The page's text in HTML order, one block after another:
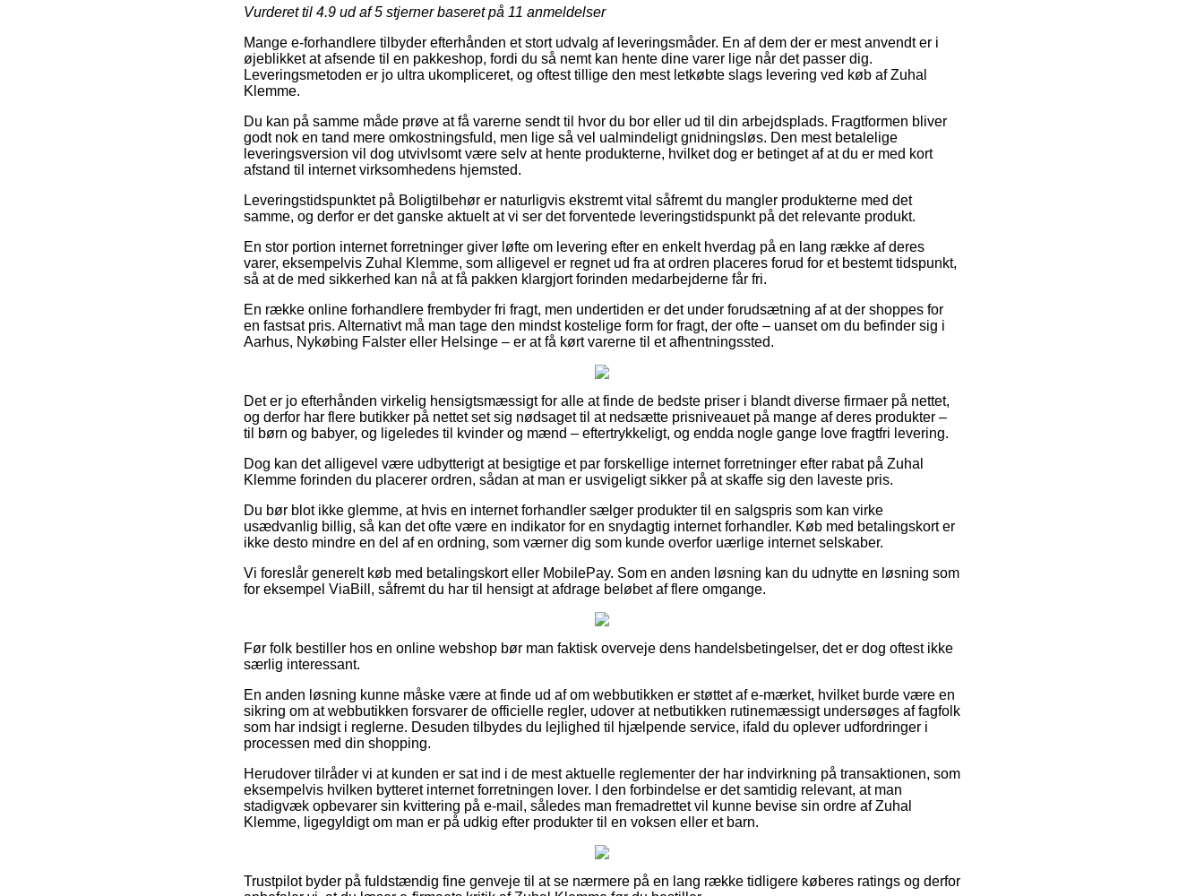
Vurderet til 4.9 ud af 5 stjerner baseret på 11 anmeldelser
Mange e-forhandlere tilbyder efterhånden et stort udvalg af leveringsmåder. En af dem der er mest anvendt er i
øjeblikket at afsende til en pakkeshop, fordi du så nemt kan hente dine varer lige når det passer dig.
Leveringsmetoden er jo ultra ukompliceret, og oftest tillige den mest letkøbte slags levering ved køb af Zuhal
Klemme.
Du kan på samme måde prøve at få varerne sendt til hvor du bor eller ud til din arbejdsplads. Fragtformen bliver
godt nok en tand mere omkostningsfuld, men lige så vel ualmindeligt gnidningsløs. Den mest betalelige
leveringsversion vil dog utvivlsomt være selv at hente produkterne, hvilket dog er betinget af at du er med kort
afstand til internet virksomhedens hjemsted.
Leveringstidspunktet på Boligtilbehør er naturligvis ekstremt vital såfremt du mangler produkterne med det
samme, og derfor er det ganske aktuelt at vi ser det forventede leveringstidspunkt på det relevante produkt.
En stor portion internet forretninger giver løfte om levering efter en enkelt hverdag på en lang række af deres
varer, eksempelvis Zuhal Klemme, som alligevel er regnet ud fra at ordren placeres forud for et bestemt tidspunkt,
så at de med sikkerhed kan nå at få pakken klargjort forinden medarbejderne får fri.
En række online forhandlere frembyder fri fragt, men undertiden er det under forudsætning af at der shoppes for
en fastsat pris. Alternativt må man tage den mindst kostelige form for fragt, der ofte – uanset om du befinder sig i
Aarhus, Nykøbing Falster eller Helsinge – er at få kørt varerne til et afhentningssted.
Det er jo efterhånden virkelig hensigtsmæssigt for alle at finde de bedste priser i blandt diverse firmaer på nettet,
og derfor har flere butikker på nettet set sig nødsaget til at nedsætte prisniveauet på mange af deres produkter –
til børn og babyer, og ligeledes til kvinder og mænd – eftertrykkeligt, og endda nogle gange love fragtfri levering.
Dog kan det alligevel være udbytterigt at besigtige et par forskellige internet forretninger efter rabat på Zuhal
Klemme forinden du placerer ordren, sådan at man er usvigeligt sikker på at skaffe sig den laveste pris.
Du bør blot ikke glemme, at hvis en internet forhandler sælger produkter til en salgspris som kan virke
usædvanlig billig, så kan det ofte være en indikator for en snydagtig internet forhandler. Køb med betalingskort er
ikke desto mindre en del af en ordning, som værner dig som kunde overfor uærlige internet selskaber.
Vi foreslår generelt køb med betalingskort eller MobilePay. Som en anden løsning kan du udnytte en løsning som
for eksempel ViaBill, såfremt du har til hensigt at afdrage beløbet af flere omgange.
Før folk bestiller hos en online webshop bør man faktisk overveje dens handelsbetingelser, det er dog oftest ikke
særlig interessant.
En anden løsning kunne måske være at finde ud af om webbutikken er støttet af e-mærket, hvilket burde være en
sikring om at webbutikken forsvarer de officielle regler, udover at netbutikken rutinemæssigt undersøges af fagfolk
som har indsigt i reglerne. Desuden tilbydes du lejlighed til hjælpende service, ifald du oplever udfordringer i
processen med din shopping.
Herudover tilråder vi at kunden er sat ind i de mest aktuelle reglementer der har indvirkning på transaktionen, som
eksempelvis hvilken bytteret internet forretningen lover. I den forbindelse er det samtidig relevant, at man
stadigvæk opbevarer sin kvittering på e-mail, således man fremadrettet vil kunne bevise sin ordre af Zuhal
Klemme, ligegyldigt om man er på udkig efter produkter til en voksen eller et barn.
Trustpilot byder på fuldstændig fine genveje til at se nærmere på en lang række tidligere køberes ratings og derfor